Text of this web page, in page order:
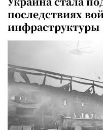
последствиях
инфраструктуры